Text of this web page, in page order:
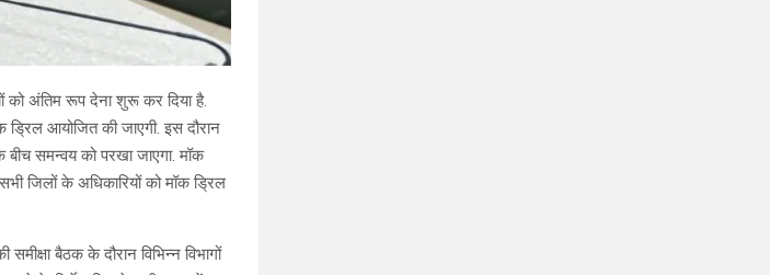
को अंतिम रूप देना शुरू कर दिया है.
आयोजित की जाएगी. इस दौरान
समन्वय को परखा जाएगा. मॉक
जिलों के अधिकारियों को मॉक ड्रिल
बैठक के दौरान विभिन्न विभागों